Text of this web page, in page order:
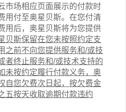
市场相应页面展示的付款时
用付至奥星贝斯。在您付清
用后，奥星贝斯将为您提供
贝斯保留在您未按照约定支
之前不向您提供服务和/或技
者终止服务和/或技术支持的
未按约定履行付款义务，奥
自您欠费次日起，按欠费金
五按天收取逾期付款违约